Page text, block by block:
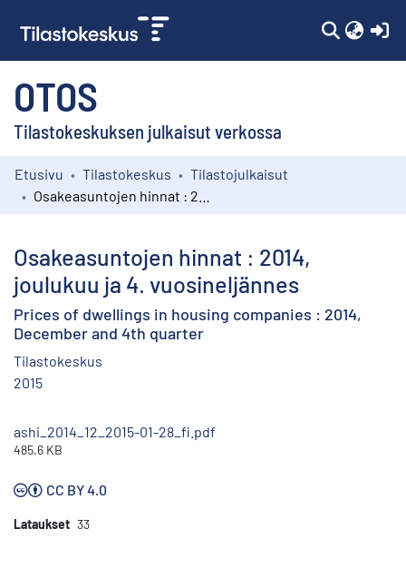
OTOS
Tilastokeskuksen julkaisut verkossa
Kokoelmat
Etusivu Tilastokeskus
Tilastojulkaisut
Osakeasuntojen hinnat : 2014,
joulukuu ja 4. vuosineljännes
Prices of dwellings in housing companies : 2014,
December and 4th quarter
Tilastokeskus
2015
ashi_2014_12_2015-01-28_fi.pdf
485.6 KB
CC BY 4.0
Lataukset 33